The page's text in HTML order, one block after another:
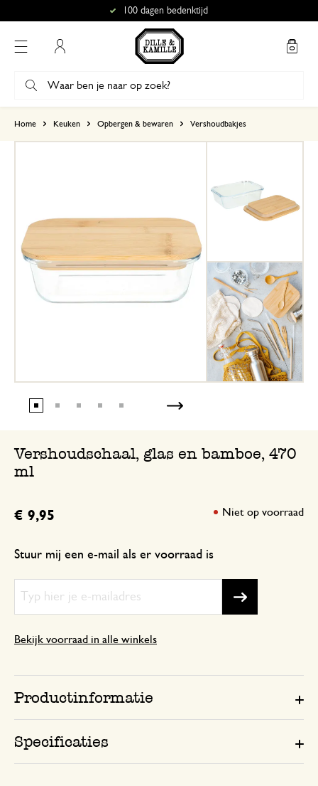
100 dagen bedenktijd
Home Keuken Opbergen & bewaren Vershoudbakjes
Vershoudschaal, glas en bamboe, 470
ml
€ 9,95
Stuur mij een e-mail als er voorraad is
Niet op voorraad
Bekijk voorraad in alle winkels
Productinformatie
Specificaties